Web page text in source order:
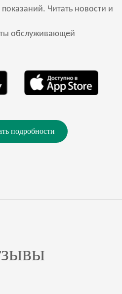
Читать новости и
обслуживающей
подробности